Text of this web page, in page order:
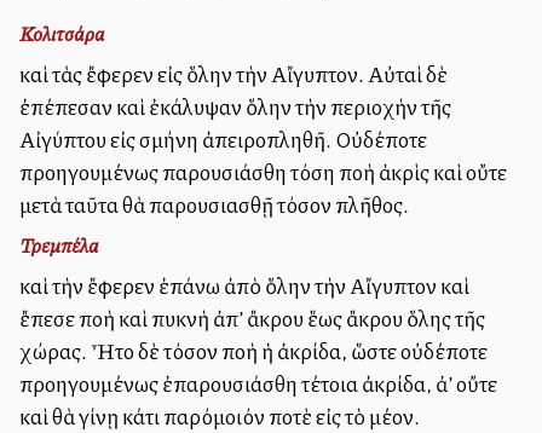
Κολιτσάρα
καὶ τὰς ἔφερεν εἰς ὅλην τὴν Αἴγυπτον. Αὐταὶ δὲ
ἐπέπεσαν καὶ ἐκάλυψαν ὅλην τὴν περιοχὴν τῆς
Αἰγύπτου εἰς σμήνη ἀπειροπληθῆ. Οὐδέποτε
προηγουμένως παρουσιάσθη τόση πολλὴ ἀκρὶς καὶ οὔτε
μετὰ ταῦτα θὰ παρουσιασθῇ τόσον πλῆθος.
Τρεμπέλα
καὶ τὴν ἔφερεν ἐπάνω ἀπὸ ὅλην τὴν Αἴγυπτον καὶ
ἔπεσε πολλὴ καὶ πυκνὴ ἀπ’ ἄκρου ἕως ἄκρου ὅλης τῆς
χώρας. Ἦτο δὲ τόσον πολλὴ ἡ ἀκρίδα, ὥστε οὐδέποτε
προηγουμένως ἐπαρουσιάσθη τέτοια ἀκρίδα, ἀλλ’ οὔτε
καὶ θὰ γίνῃ κάτι παρόμοιόν ποτὲ εἰς τὸ μέλλον.